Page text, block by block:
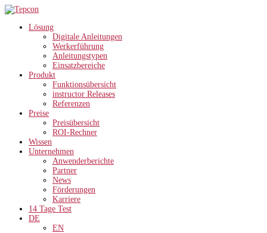
Lösung
Digitale Anleitungen
Werkerführung
Anleitungstypen
Einsatzbereiche
Produkt
Funktionsübersicht
instructor Releases
Referenzen
Preise
Preisübersicht
ROI-Rechner
Wissen
Unternehmen
Anwenderberichte
Partner
News
Förderungen
Karriere
14 Tage Test
DE
EN